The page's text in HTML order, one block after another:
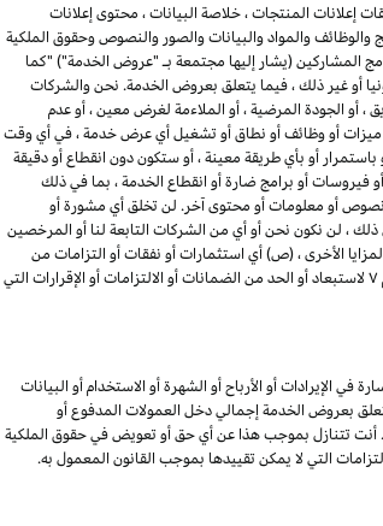
إعلانات المنتجات ، خلاصة البيانات ، محتوى إعلانات
والوظائف والمواد والبيانات والصور والنصوص وحقوق الملكية
المشاركين (يشار إليها مجتمعة بـ "عروض الخدمة") "كما
أو غير ذلك ، فيما يتعلق بعروض الخدمة. نحن والشركات
، أو الجودة المرضية ، أو الملاءمة لغرض معين ، أو عدم
أو ميزات أو وظائف أو نطاق أو تشغيل أي عرض خدمة ، في أي وقت
أو بأي طريقة معينة ، أو ستكون دون انقطاع أو دقيقة
فيروسات أو برامج ضارة أو انقطاع الخدمة ، بما في ذلك
نصوص أو معلومات أو محتوى آخر. لن تخلق أي مشورة أو
، لن نكون نحن أو أي من الشركات التابعة لنا أو المرخصين
الأخرى ، (ص) أي استثمارات أو نفقات أو التزامات من
۷ لاستبعاد أو الحد من الضمانات أو الالتزامات أو الإقرارات التي
الإيرادات أو الأرباح أو الشهرة أو الاستخدام أو البيانات
بعروض الخدمة إجمالي دخل العمولات المدفوع أو
أنت تتنازل بموجب هذا عن أي حق أو تعويض في حقوق الملكية
التي لا يمكن تقييدها بموجب القانون المعمول به.